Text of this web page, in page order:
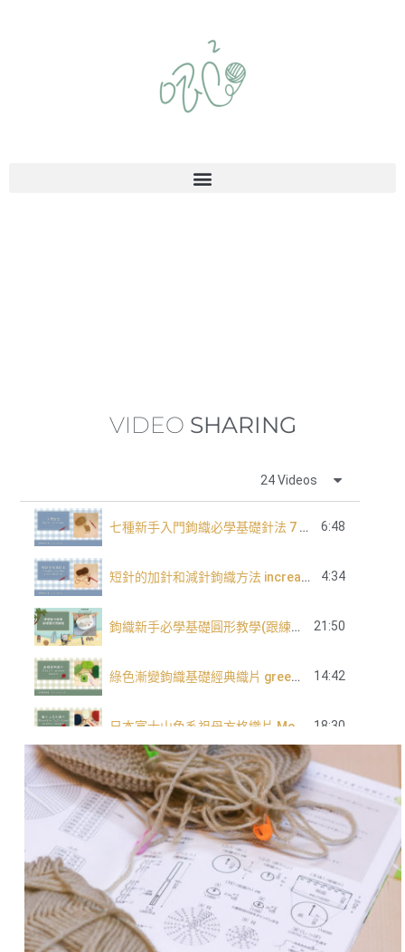
VIDEO SHARING
24 Videos
七種新手入門鉤織必學基礎針法 7 basic crochet stitch for beginners 6:48
短針的加針和減針鉤織方法 increase and decrease of single crochet 4:34
鉤織新手必學基礎圓形教學(跟練版) 21:50
綠色漸變鉤織基礎經典織片 green tone classic granny square 14:42
18:30
長針的加針及減針 increase and decrease of double crochet
中長針的加針及減針 increase and decrease of half double crochet
內鉤短針及外鉤短針的鉤織做法教學 How to make fbsc and bpsc for crochet
內鉤長針及外鉤長針的鉤織做法教學 How to make fbdc and bpdc for crochet